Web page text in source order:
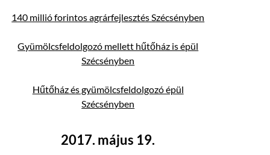
140 millió forintos agrárfejlesztés Szécsényben
Gyümölcsfeldolgozó mellett hűtőház is épül
Szécsényben
Hűtőház és gyümölcsfeldolgozó épül
Szécsényben
2017. május 19.